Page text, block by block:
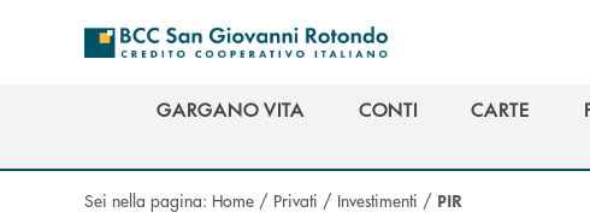
GARGANO VITA
CONTI
CARTE
Sei nella pagina: Home / Privati / Investimenti / PIR